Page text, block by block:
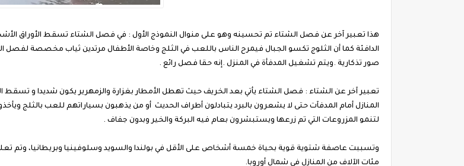
هذا تعبير آخر عن فصل الشتاء تم تحسينه وهو على منوال النموذج الأول : في فصل الشتاء تسقط الأوراق
الدافئة كما أن الثلوج تكسو الجبال فيمرح الناس باللعب في الثلج وخاصة الأطفال مرتدين ثياب مخصصة
صور تذكارية .ويتم تشغيل المدفأة في المنزل .إنه حقا فصل رائع .
تعبير آخر عن الشتاء : فصل الشتاء يأتي بعد الخريف حيث تهطل الأمطار بغزارة والزمهرير يكون شديدا و تسقط
المنازل أمام المدفآت حتى لا يشعرون بالبرد يتبادلون أطراف الحديث أو من يذهبون بسياراتهم للعب بالثلج
لتنمو المزروعات التي تم زرعها ويستبشرون بعام فيه البركة والخير وبدون جفاف .
وتسببت عاصفة شتوية قوية بحياة خمسة أشخاص على الأقل في بولندا والسويد وسلوفينيا وبريطانيا، وتم تعليق
مئات الآلاف من المنازل في شمال أوروبا.